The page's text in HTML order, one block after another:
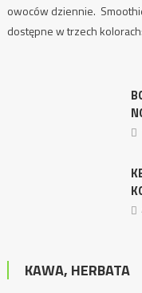
owoców dziennie.
dostępne w trzech kolorach:
KAWA, HERBATA